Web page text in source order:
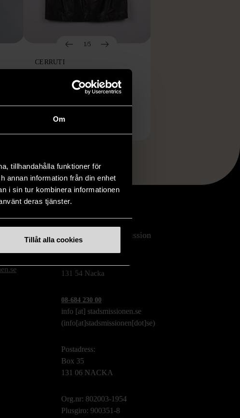
Om
tillhandahålla funktioner för
annan information från din enhet
i sin tur kombinera informationen
deras tjänster.
Tillåt alla cookies
1/5
CERRUTI
Brun - Premium Vintage
999 kr
Stockholms Stadsmission
131 54 Nacka
08-684 230 00
info [at] stadsmissionen.se
(info[at]stadsmissionen[dot]se)
Postadress:
Box 35
131 06 NACKA
Org.nr: 802003-1954
Plusgiro: 900351-8